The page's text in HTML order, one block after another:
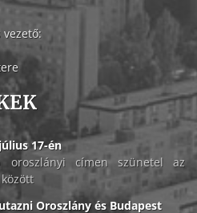
17-én
oroszlányi címen szünetel az
Oroszlány és Budapest